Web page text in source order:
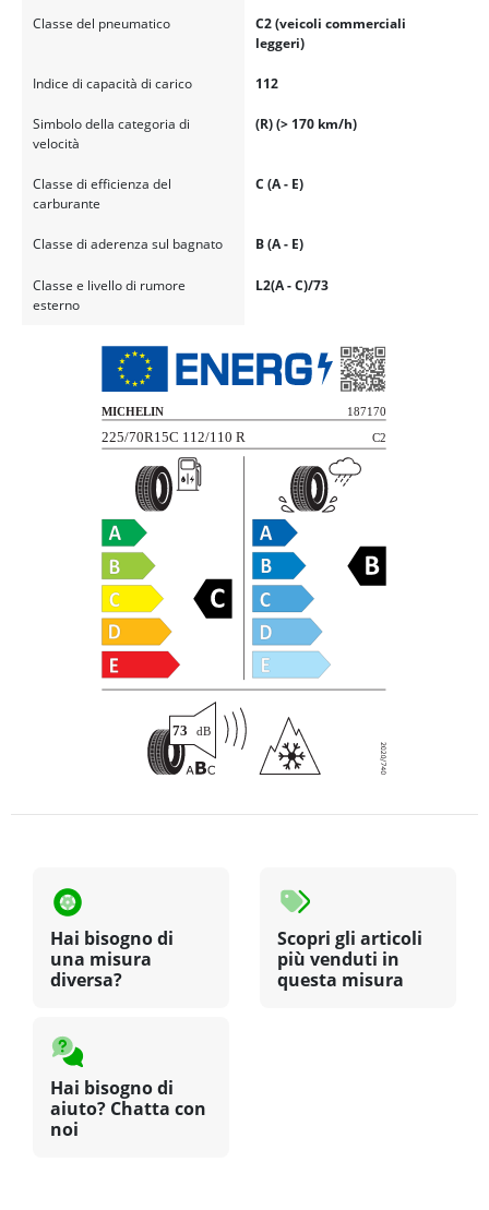
Classe del pneumatico
C2 (veicoli commerciali
leggeri)
Indice di capacità di carico 112
Simbolo della categoria di
velocità
(R) (> 170 km/h)
Classe di efficienza del
carburante
C (A - E)
Classe di aderenza sul bagnato B (A - E)
Classe e livello di rumore
esterno
L2(A - C)/73
Hai bisogno di
una misura
diversa?
Scopri gli articoli
più venduti in
questa misura
Hai bisogno di
aiuto? Chatta con
noi